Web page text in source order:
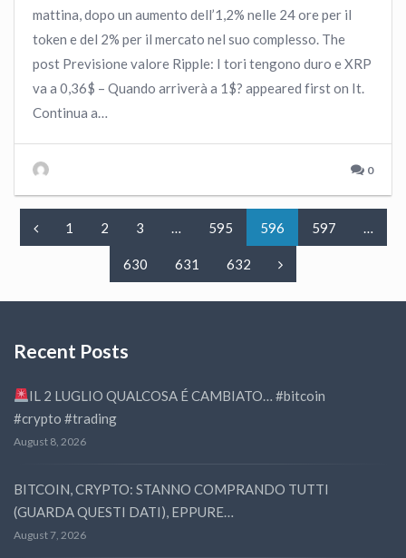
mattina, dopo un aumento dell’1,2% nelle 24 ore per il
token e del 2% per il mercato nel suo complesso. The
post Previsione valore Ripple: I tori tengono duro e XRP
va a 0,36$ – Quando arriverà a 1$? appeared first on It.
Continua a…
0
1 2 3 595 596 597
630 631 632
Recent Posts
IL 2 LUGLIO QUALCOSA É CAMBIATO… #bitcoin
#crypto #trading
August 8, 2026
BITCOIN, CRYPTO: STANNO COMPRANDO TUTTI
(GUARDA QUESTI DATI), EPPURE…
August 7, 2026